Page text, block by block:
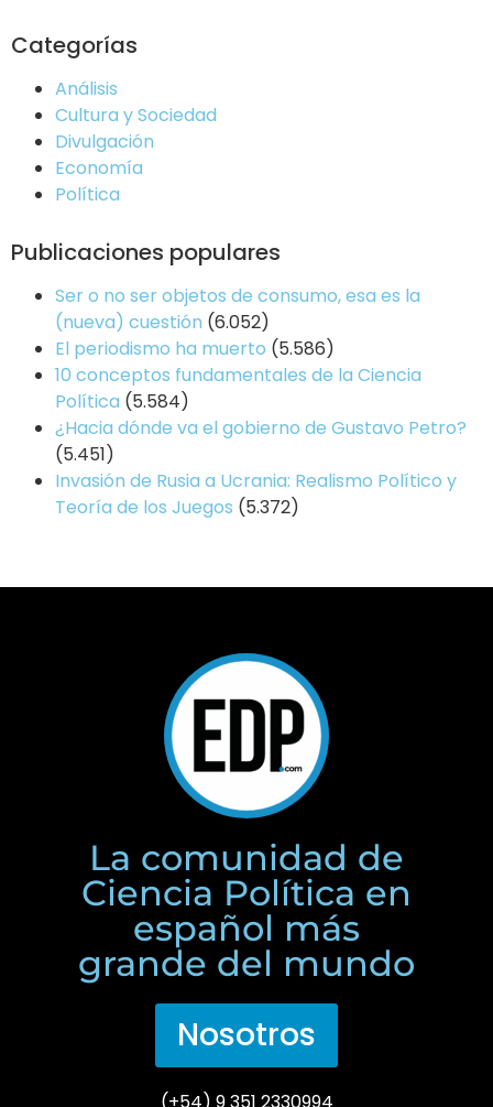
Categorías
Análisis
Cultura y Sociedad
Divulgación
Economía
Política
Publicaciones populares
Ser o no ser objetos de consumo, esa es la
(nueva) cuestión (6.052)
El periodismo ha muerto (5.586)
10 conceptos fundamentales de la Ciencia
Política (5.584)
¿Hacia dónde va el gobierno de Gustavo Petro?
(5.451)
Invasión de Rusia a Ucrania: Realismo Político y
Teoría de los Juegos (5.372)
La comunidad de
Ciencia Política en
español más
grande del mundo
Nosotros